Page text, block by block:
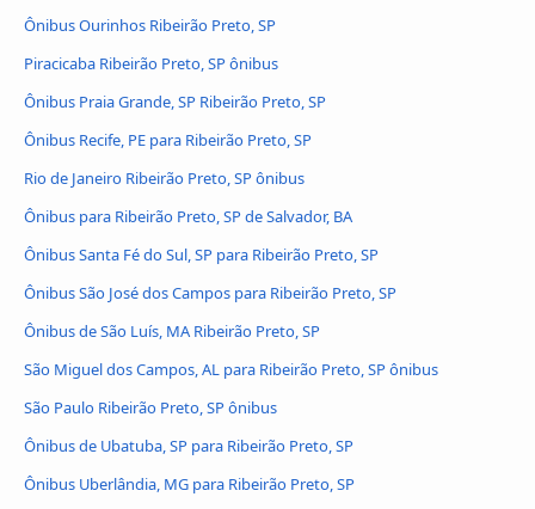
Ônibus Ourinhos Ribeirão Preto, SP
Piracicaba Ribeirão Preto, SP ônibus
Ônibus Praia Grande, SP Ribeirão Preto, SP
Ônibus Recife, PE para Ribeirão Preto, SP
Rio de Janeiro Ribeirão Preto, SP ônibus
Ônibus para Ribeirão Preto, SP de Salvador, BA
Ônibus Santa Fé do Sul, SP para Ribeirão Preto, SP
Ônibus São José dos Campos para Ribeirão Preto, SP
Ônibus de São Luís, MA Ribeirão Preto, SP
São Miguel dos Campos, AL para Ribeirão Preto, SP ônibus
São Paulo Ribeirão Preto, SP ônibus
Ônibus de Ubatuba, SP para Ribeirão Preto, SP
Ônibus Uberlândia, MG para Ribeirão Preto, SP